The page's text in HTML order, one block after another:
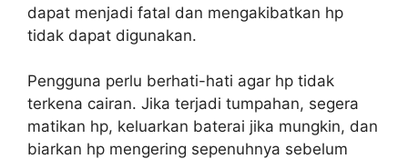
dapat menjadi fatal dan mengakibatkan hp
tidak dapat digunakan.
Pengguna perlu berhati-hati agar hp tidak
terkena cairan. Jika terjadi tumpahan, segera
matikan hp, keluarkan baterai jika mungkin, dan
biarkan hp mengering sepenuhnya sebelum